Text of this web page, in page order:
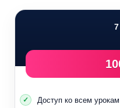
Доступ ко всем урокам